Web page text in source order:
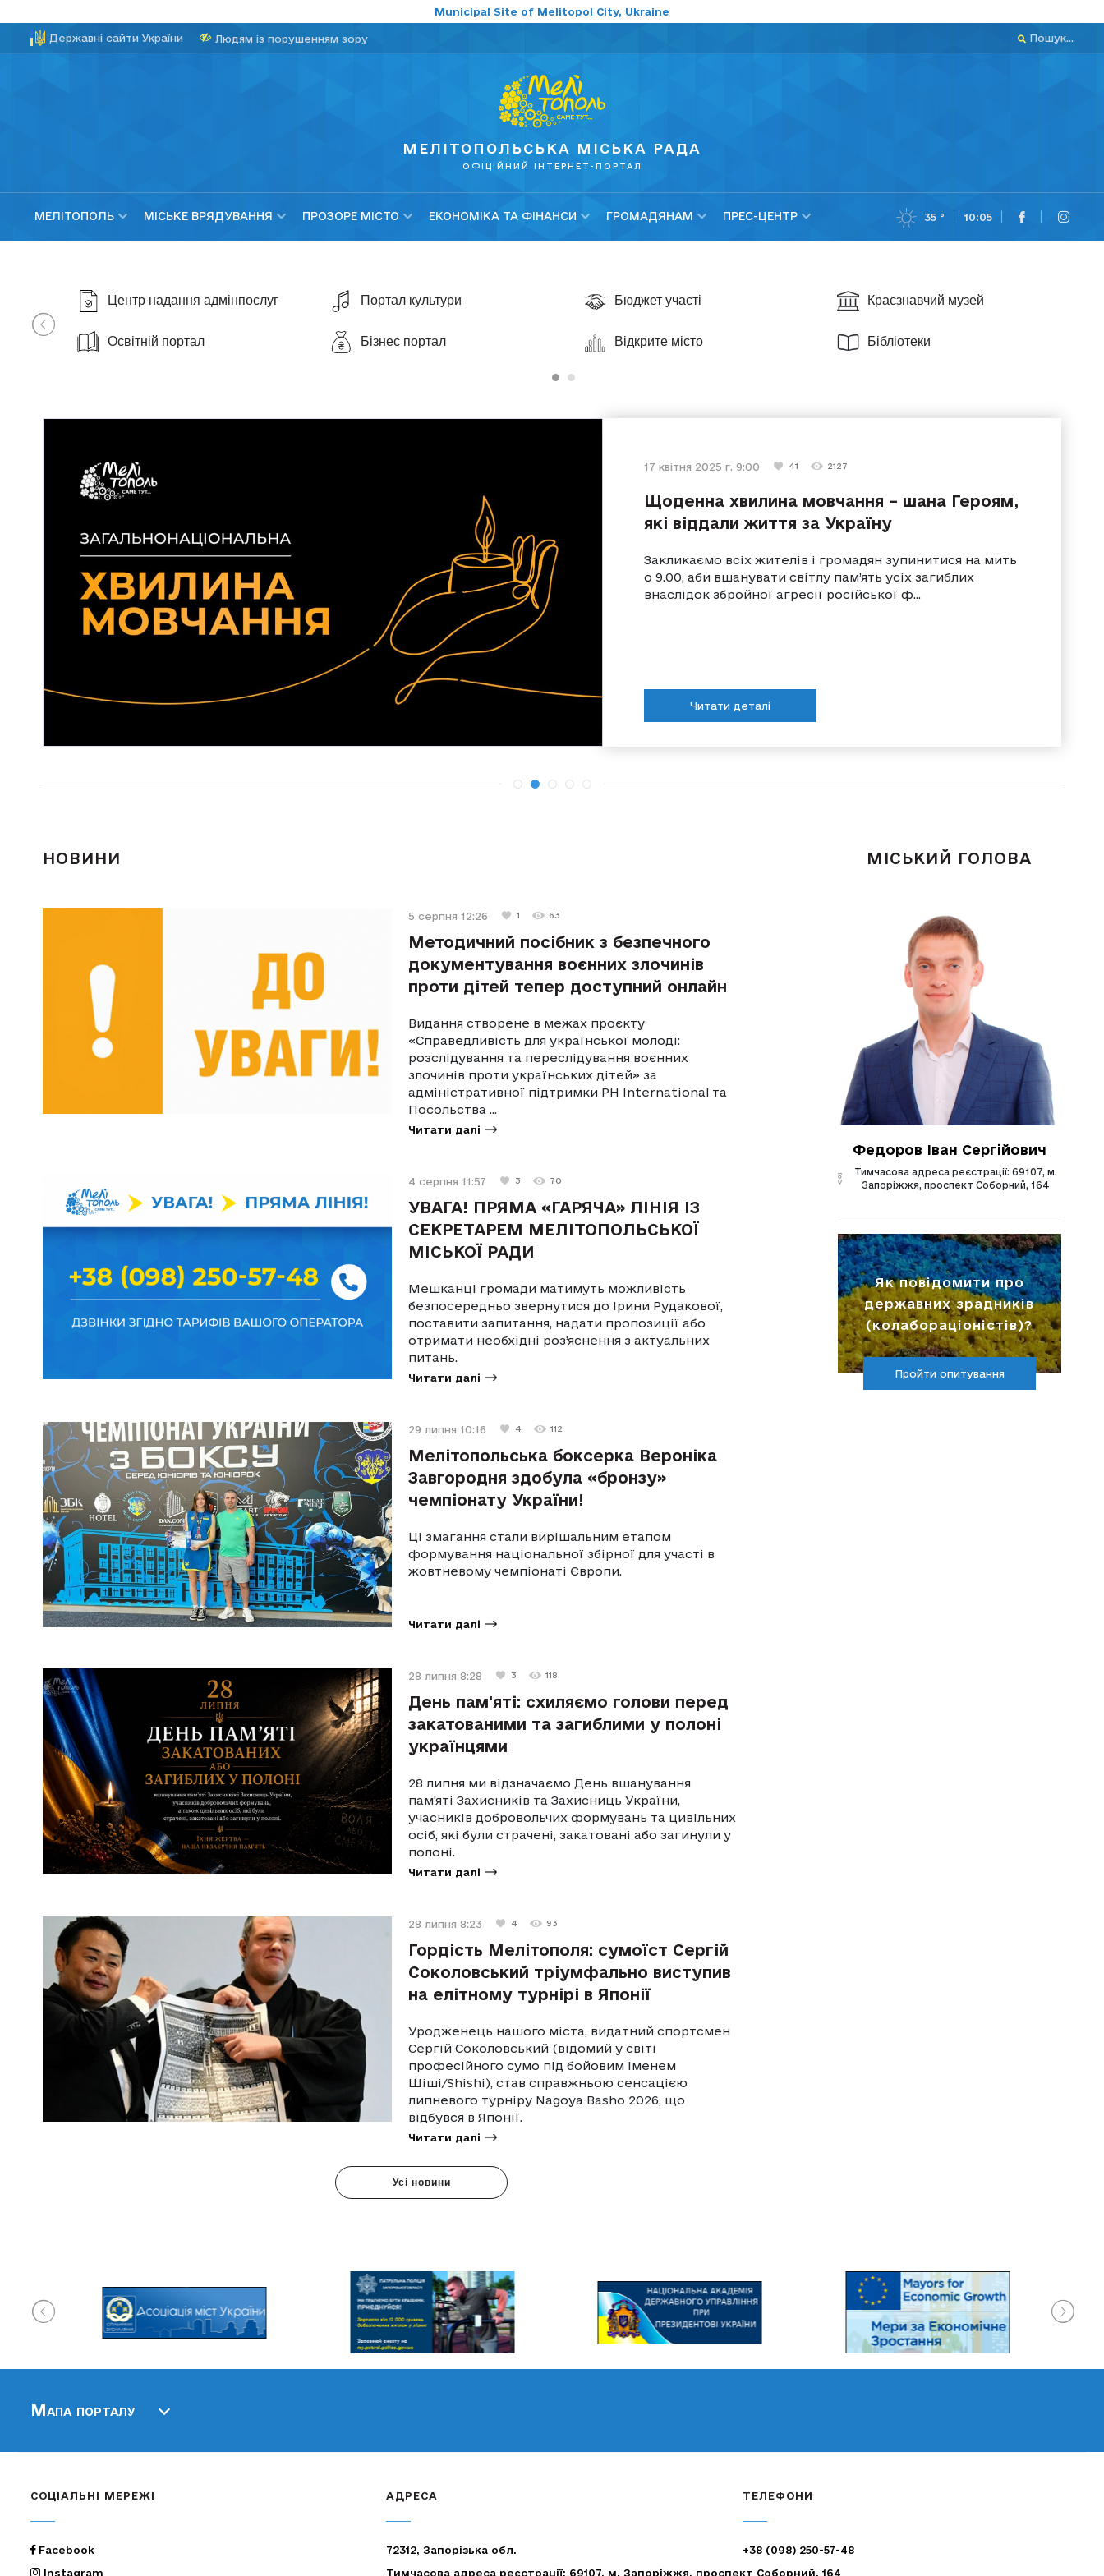
Municipal Site of Melitopol City, Ukraine
Державні сайти України Людям із порушенням зору Пошук...
МЕЛІТОПОЛЬСЬКА МІСЬКА РАДА
ОФІЦІЙНИЙ ІНТЕРНЕТ-ПОРТАЛ
МЕЛІТОПОЛЬ МІСЬКЕ ВРЯДУВАННЯ ПРОЗОРЕ МІСТО ЕКОНОМІКА ТА ФІНАНСИ ГРОМАДЯНАМ ПРЕС-ЦЕНТР 35 ° 10:05
Центр надання адмінпослуг
Освітній портал
Портал культури
Бізнес портал
Бюджет участі
Відкрите місто
Краєзнавчий музей
Бібліотеки
23 травня 2025 г. 11:10
17 квітня 2025 г. 9:00 41 2127
Щоденна хвилина мовчання – шана Героям,
які віддали життя за Україну
Закликаємо всіх жителів і громадян зупинитися на мить
о 9.00, аби вшанувати світлу пам’ять усіх загиблих
внаслідок збройної агресії російської ф...
Читати деталі
27 травня 2023 г. 9:35
18 березня 2023 г. 11:08
25 лютого 2023 г. 11:00
НОВИНИ
5 серпня 12:26 1 63
Методичний посібник з безпечного
документування воєнних злочинів
проти дітей тепер доступний онлайн
Видання створене в межах проєкту
«Справедливість для української молоді:
розслідування та переслідування воєнних
злочинів проти українських дітей» за
адміністративної підтримки PH International та
Посольства ...
Читати далі
4 серпня 11:57 3 70
УВАГА! ПРЯМА «ГАРЯЧА» ЛІНІЯ ІЗ
СЕКРЕТАРЕМ МЕЛІТОПОЛЬСЬКОЇ
МІСЬКОЇ РАДИ
Мешканці громади матимуть можливість
безпосередньо звернутися до Ірини Рудакової,
поставити запитання, надати пропозиції або
отримати необхідні роз’яснення з актуальних
питань.
Читати далі
29 липня 10:16 4 112
Мелітопольська боксерка Вероніка
Завгородня здобула «бронзу»
чемпіонату України!
Ці змагання стали вирішальним етапом
формування національної збірної для участі в
жовтневому чемпіонаті Європи.
Читати далі
28 липня 8:28 3 118
День пам'яті: схиляємо голови перед
закатованими та загиблими у полоні
українцями
28 липня ми відзначаємо День вшанування
пам'яті Захисників та Захисниць України,
учасників добровольчих формувань та цивільних
осіб, які були страчені, закатовані або загинули у
полоні.
Читати далі
28 липня 8:23 4 93
Гордість Мелітополя: сумоїст Сергій
Соколовський тріумфально виступив
на елітному турнірі в Японії
Уродженець нашого міста, видатний спортсмен
Сергій Соколовський (відомий у світі
професійного сумо під бойовим іменем
Шіші/Shishi), став справжньою сенсацією
липневого турніру Nagoya Basho 2026, що
відбувся в Японії.
Читати далі
Усі новини
МІСЬКИЙ ГОЛОВА
Федоров Іван Сергійович
Тимчасова адреса реєстрації: 69107, м.
Запоріжжя, проспект Соборний, 164
Як повідомити про
державних зрадників
(колабораціоністів)?
Пройти опитування
Мапа порталу
СОЦІАЛЬНІ МЕРЕЖІ
Facebook
Instagram
АДРЕСА
72312, Запорізька обл.
Тимчасова адреса реєстрації: 69107, м. Запоріжжя, проспект Соборний, 164
ТЕЛЕФОНИ
+38 (098) 250-57-48